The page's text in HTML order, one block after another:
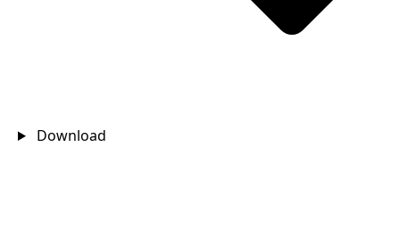
Download